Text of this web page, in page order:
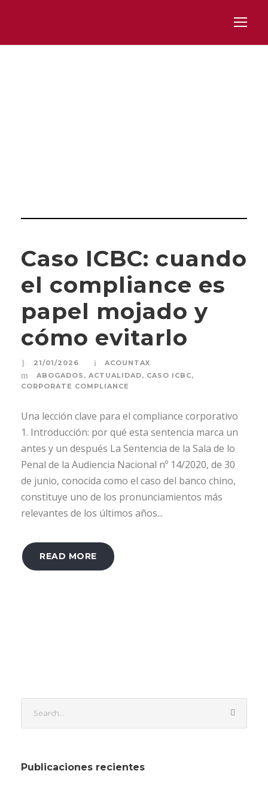
Caso ICBC: cuando
el compliance es
papel mojado y
cómo evitarlo
21/01/2026
ACOUNTAX
ABOGADOS , ACTUALIDAD, CASO ICBC,
CORPORATE COMPLIANCE
Una lección clave para el compliance corporativo
1. Introducción: por qué esta sentencia marca un
antes y un después La Sentencia de la Sala de lo
Penal de la Audiencia Nacional nº 14/2020, de 30
de junio, conocida como el caso del banco chino,
constituye uno de los pronunciamientos más
relevantes de los últimos años...
READ MORE
Publicaciones recientes